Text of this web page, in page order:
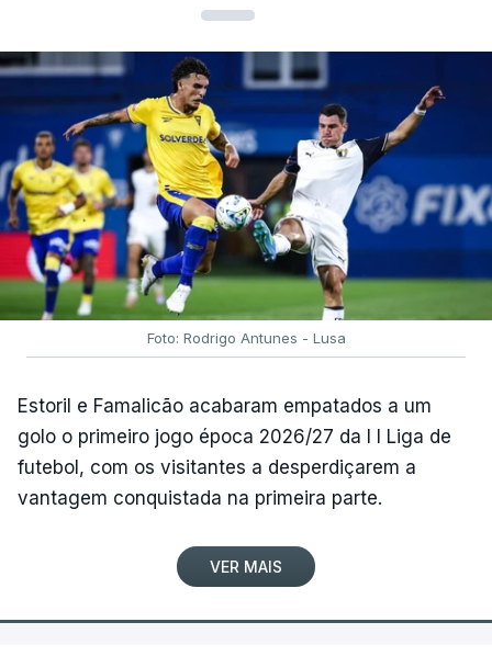
Foto: Rodrigo Antunes - Lusa
Estoril e Famalicão acabaram empatados a um
golo o primeiro jogo época 2026/27 da I I Liga de
futebol, com os visitantes a desperdiçarem a
vantagem conquistada na primeira parte.
VER MAIS